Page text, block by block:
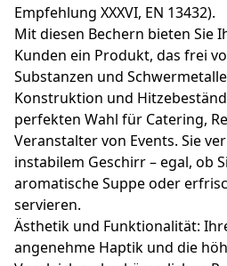
Empfehlung XXXVI, EN 13432).
Mit diesen Bechern bieten Sie
Kunden ein Produkt, das frei
Substanzen und
Konstruktion und
perfekten Wahl für Catering,
Veranstalter von Events. Sie
instabilem Geschirr – egal, ob
aromatische Suppe oder
servieren.
Ästhetik und Funktionalität:
angenehme Haptik und die